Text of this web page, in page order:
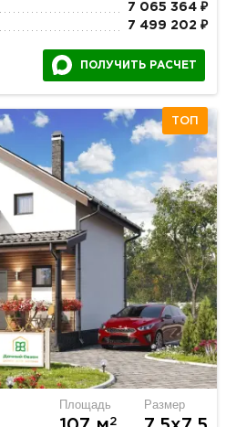
7 065 364 ₽
7 499 202 ₽
ПОЛУЧИТЬ РАСЧЕТ
ТОП
Площадь
2
Размер